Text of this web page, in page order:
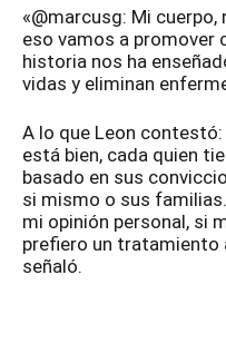
«@marcusg: Mi
eso vamos a promover
historia nos ha
vidas y eliminan
A lo que Leon
está bien, cada quien
basado en sus
si mismo o sus
mi opinión personal, si
prefiero un tratamiento
señaló.